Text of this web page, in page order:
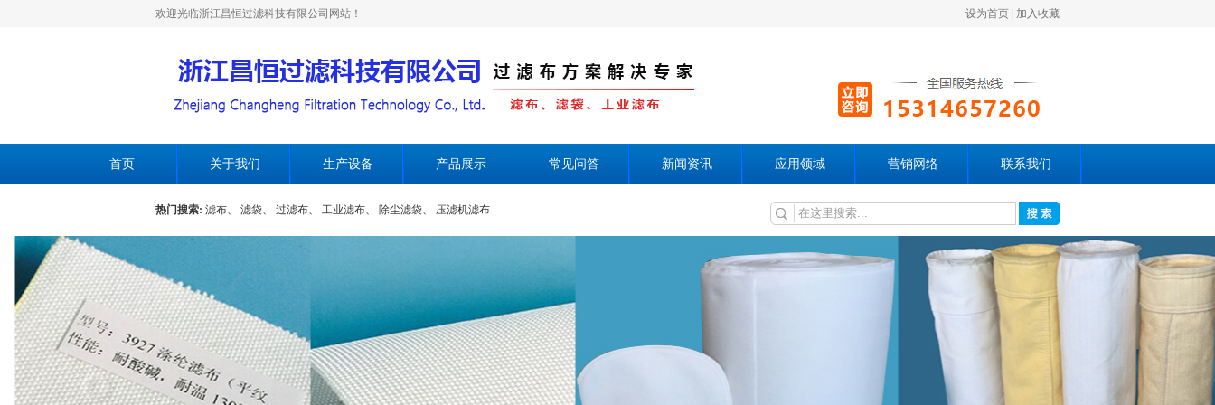
欢迎光临浙江昌恒过滤科技有限公司网站！ 设为首页 加入收藏
首页 关于我们 生产设备 产品展示 常见问答 新闻资讯 应用领域 营销网络 联系我们
热门搜索: 滤布、 滤袋、 过滤布、 工业滤布、 除尘滤袋、 压滤机滤布